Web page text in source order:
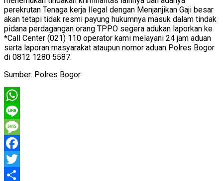
perekrutan Tenaga kerja Ilegal dengan Menjanjikan Gaji besar
akan tetapi tidak resmi payung hukumnya masuk dalam tindak
pidana perdagangan orang TPPO segera adukan laporkan ke
*Call Center (021) 110 operator kami melayani 24 jam aduan
serta laporan masyarakat ataupun nomor aduan Polres Bogor
di 0812 1280 5587.
Sumber: Polres Bogor
WhatsApp
Line
Message
Facebook
Twitter